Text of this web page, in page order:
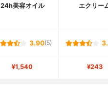
24h美容オイル
エクリー
3.90(5)
¥1,540 ¥243